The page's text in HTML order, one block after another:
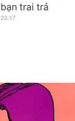
bạn trai trả
23:17